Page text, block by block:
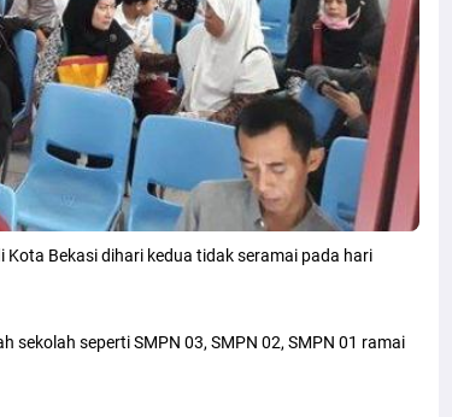
Kota Bekasi dihari kedua tidak seramai pada hari
seperti SMPN 03, SMPN 02, SMPN 01 ramai